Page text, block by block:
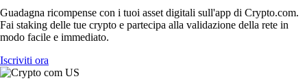
Guadagna ricompense con i tuoi asset digitali sull'app di Crypto.com.
Fai staking delle tue crypto e partecipa alla validazione della rete in
modo facile e immediato.
Iscriviti ora